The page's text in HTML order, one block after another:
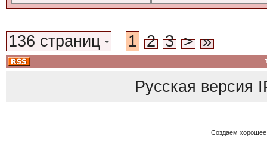
136 страниц 1 2 3 > »
Русская версия
Создаем